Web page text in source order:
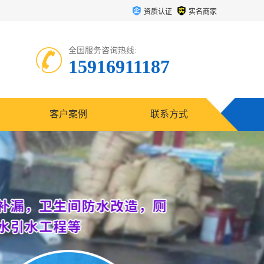
资质认证 实名商家
全国服务咨询热线:
15916911187
客户案例 联系方式